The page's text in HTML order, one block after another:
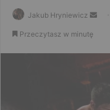
Jakub Hryniewicz
Send
Przeczytasz w minutę